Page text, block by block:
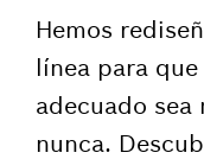
Hemos
línea para
adecuado
nunca.